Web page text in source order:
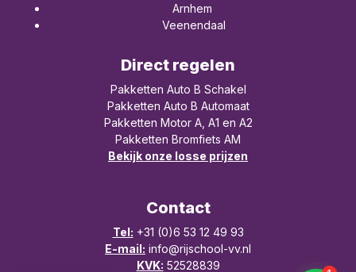
Arnhem
Veenendaal
Direct regelen
Pakketten Auto B Schakel
Pakketten Auto B Automaat
Pakketten Motor A, A1 en A2
Pakketten Bromfiets AM
Bekijk onze losse prijzen
Contact
Tel: +31 (0)6 53 12 49 93
E-mail: info@rijschool-vv.nl
KVK: 52528839